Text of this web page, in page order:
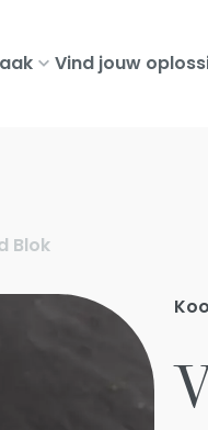
Vind jouw
Blok